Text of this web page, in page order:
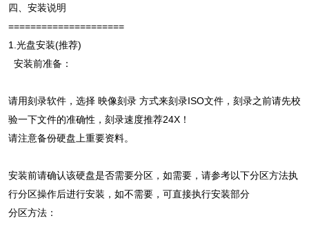
四、安装说明
=====================
1.光盘安装(推荐)
安装前准备：
请用刻录软件，选择 映像刻录 方式来刻录ISO文件，刻录之前请先校
验一下文件的准确性，刻录速度推荐24X！
请注意备份硬盘上重要资料。
安装前请确认该硬盘是否需要分区，如需要，请参考以下分区方法执
行分区操作后进行安装，如不需要，可直接执行安装部分
分区方法：